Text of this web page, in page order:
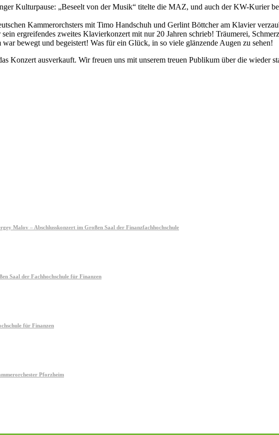
Kulturpause: „Beseelt von der Musik“ titelte die MAZ, und auch der KW-Kurier
Kammerorchsters mit Timo Handschuh und Gerlint Böttcher am Klavier
ergreifendes zweites Klavierkonzert mit nur 20 Jahren schrieb! Träumerei,
bewegt und begeistert! Was für ein Glück, in so viele glänzende Augen zu sehen!
Konzert ausverkauft. Wir freuen uns mit unserem treuen Publikum über die wieder
Malov – Abschlusskonzert im Großen Saal der Finanzfachhochschule
Saal der Fachhochschule für Finanzen
für Finanzen
Pforzheim